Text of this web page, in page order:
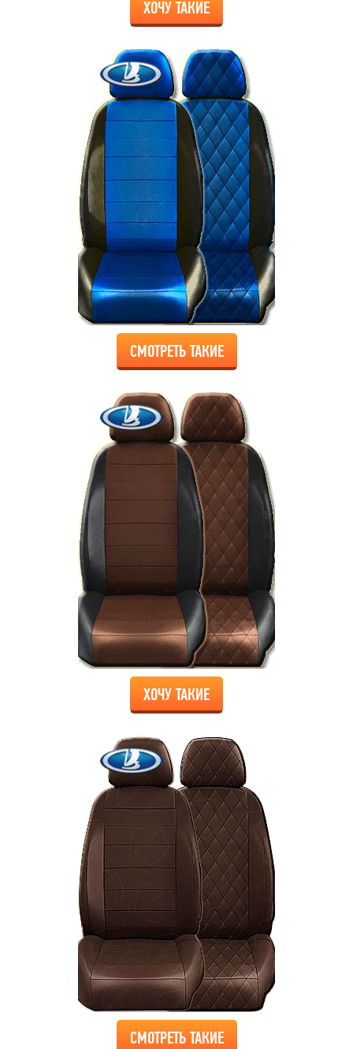
ХОЧУ ТАКИЕ
СМОТРЕТЬ ТАКИЕ
ХОЧУ ТАКИЕ
СМОТРЕТЬ ТАКИЕ